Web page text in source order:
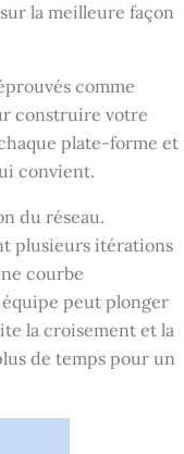
la meilleure façon
comme
construire votre
plate-forme et
convient.
du réseau.
plusieurs itérations
courbe
peut plonger
la croisement et la
de temps pour un